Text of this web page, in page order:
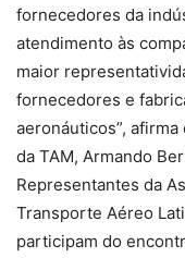
fornecedores da
atendimento às
maior
fornecedores e
aeronáuticos”,
da TAM, Armando
Representantes da
Transporte Aéreo
participam do